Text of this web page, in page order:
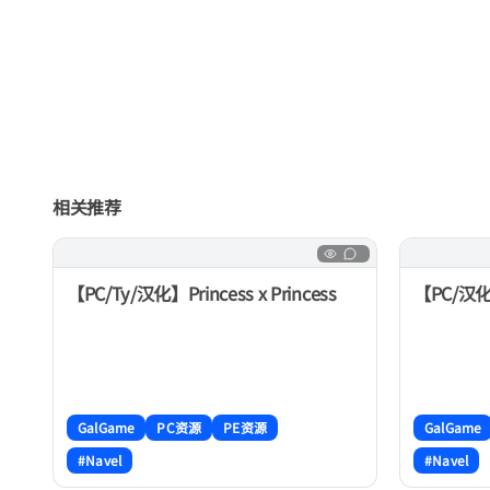
相关推荐
【PC/Ty/汉化】Princess x Princess
GalGame PC资源
PE资源
#Navel
【PC/汉
GalGame
#Navel